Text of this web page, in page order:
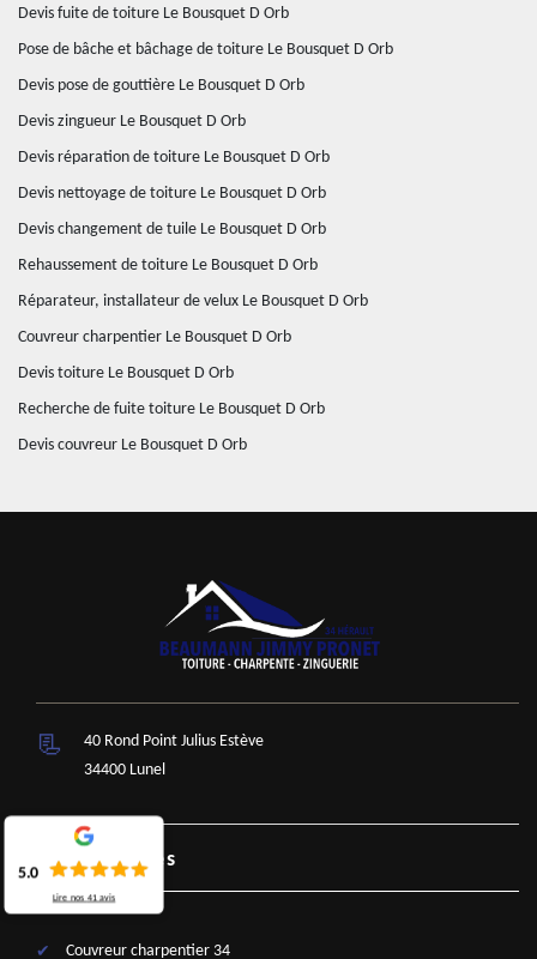
Devis fuite de toiture Le Bousquet D Orb
Pose de bâche et bâchage de toiture Le Bousquet D Orb
Devis pose de gouttière Le Bousquet D Orb
Devis zingueur Le Bousquet D Orb
Devis réparation de toiture Le Bousquet D Orb
Devis nettoyage de toiture Le Bousquet D Orb
Devis changement de tuile Le Bousquet D Orb
Rehaussement de toiture Le Bousquet D Orb
Réparateur, installateur de velux Le Bousquet D Orb
Couvreur charpentier Le Bousquet D Orb
Devis toiture Le Bousquet D Orb
Recherche de fuite toiture Le Bousquet D Orb
Devis couvreur Le Bousquet D Orb
40 Rond Point Julius Estève
34400 Lunel
Nos Services
Couvreur charpentier 34
5.0
Lire nos 41 avis